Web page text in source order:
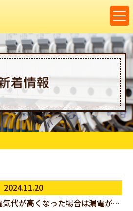
2024.11.20
停電回数が増えた・電気代が高くなった場合は漏電が起きているかもしれません